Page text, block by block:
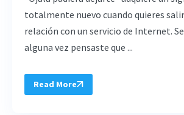
totalmente nuevo cuando quieres
relación con un servicio de Internet.
alguna vez pensaste que ...
Read More